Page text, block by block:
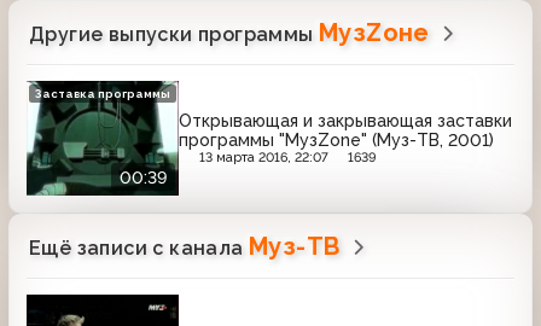
Другие выпуски программы МузZоне
00:39
Открывающая и закрывающая заставки
программы "МузZone" (Муз-ТВ, 2001)
13 марта 2016, 22:07 1639
Заставка программы
Ещё записи с канала Муз-ТВ